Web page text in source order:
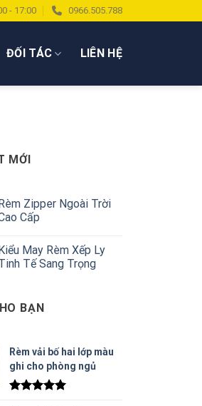
- 17:00 0966.505.788
ĐỐI TÁC LIÊN HỆ
MỚI
Zipper Ngoài Trời
Cấp
May Rèm Xếp Ly
Tế Sang Trọng
BẠN
Rèm vải bố hai lớp màu
ghi cho phòng ngủ